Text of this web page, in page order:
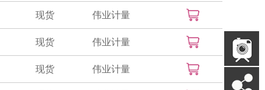
现货 伟业计量
现货 伟业计量
现货 伟业计量